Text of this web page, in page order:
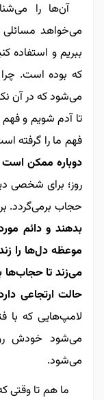
آن‌ها را
می‌خواهد مسائلی
ببریم و استفاده
که بوده است.
می‌شود که در آن
تا آدم شویم و
فهم ما را گرفته
دوباره ممکن است
روز؛ برای شخصی
حجاب برمی‌گردد.
بدهندودائم
موعظه دل‌ها را
می‌زند تا
حالت ارتجاعی
لامپ‌هایی که
می‌شود خودش
می‌شود.
ما هم تا وقتی